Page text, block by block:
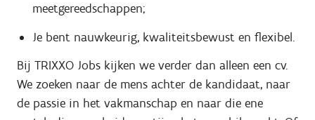
meetgereedschappen;
Je bent nauwkeurig, kwaliteitsbewust en flexibel.
Bij TRIXXO Jobs kijken we verder dan alleen een cv.
We zoeken naar de mens achter de kandidaat, naar
de passie in het vakmanschap en naar die ene